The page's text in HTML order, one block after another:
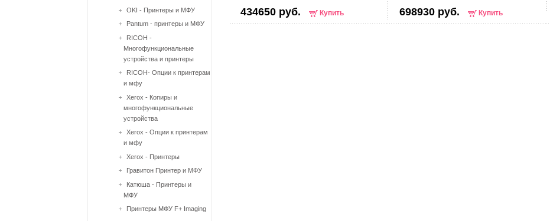
434650 руб. Купить 698930 руб. Купить
OKI - Принтеры и МФУ
Pantum - принтеры и МФУ
RICOH -
Многофункциональные
устройства и принтеры
RICOH- Опции к принтерам
и мфу
Xerox - Копиры и
многофункциональные
устройства
Xerox - Опции к принтерам
и мфу
Xerox - Принтеры
Гравитон Принтер и МФУ
Катюша - Принтеры и
МФУ
Принтеры МФУ F+ Imaging